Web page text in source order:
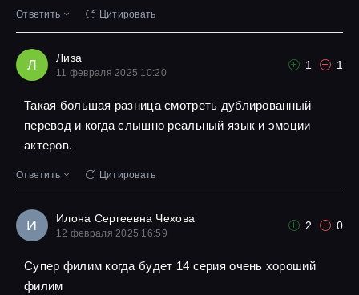
Ответить Цитировать
Л Лиза
11 февраля 2025 10:20
1 1
Такая большая разница смотреть дублированный
перевод и когда слышно реальный язык и эмоции
актеров.
Ответить Цитировать
И Илона Сергеевна Чехова
12 февраля 2025 16:59
2 0
Супер филим когда будет 14 серия очень хороший
филим